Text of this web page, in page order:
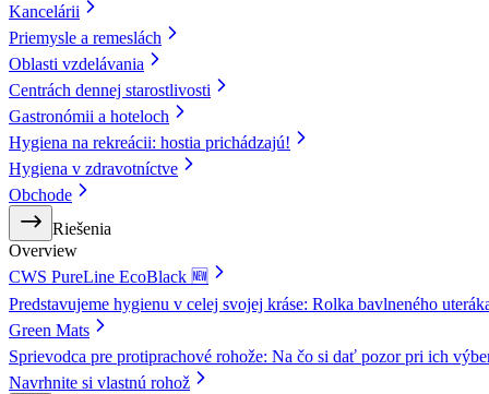
Kancelárii
Priemysle a remeslách
Oblasti vzdelávania
Centrách dennej starostlivosti
Gastronómii a hoteloch
Hygiena na rekreácii: hostia prichádzajú!
Hygiena v zdravotníctve
Obchode
Riešenia
Overview
CWS PureLine EcoBlack 🆕
Predstavujeme hygienu v celej svojej kráse: Rolka bavlneného
Green Mats
Sprievodca pre protiprachové rohože: Na čo si dať pozor pri ich
Navrhnite si vlastnú rohož